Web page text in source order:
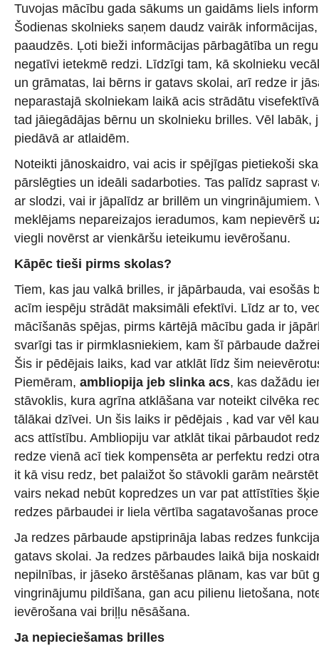
Tuvojas mācību gada sākums un gaidāms liels
Šodienas skolnieks saņem daudz vairāk
paaudzēs. Ļoti bieži informācijas pārbagātība un
negatīvi ietekmē redzi. Līdzīgi tam, kā skolnieku
un grāmatas, lai bērns ir gatavs skolai, arī redze ir
neparastajā skolniekam laikā acis strādātu
tad jāiegādājas bērnu un skolnieku brilles. Vēl labāk,
piedāvā ar atlaidēm.
Noteikti jānoskaidro, vai acis ir spējīgas pietiekoši
pārslēgties un ideāli sadarboties. Tas palīdz saprast
ar slodzi, vai ir jāpalīdz ar brillēm un vingrinājumiem.
meklējams nepareizajos ieradumos, kam nepievērš
viegli novērst ar vienkāršu ieteikumu ievērošanu.
Kāpēc tieši pirms skolas?
Tiem, kas jau valkā brilles, ir jāpārbauda, vai esošās
acīm iespēju strādāt maksimāli efektīvi. Līdz ar to,
mācīšanās spējas, pirms kārtējā mācību gada ir
svarīgi tas ir pirmklasniekiem, kam šī pārbaude
Šis ir pēdējais laiks, kad var atklāt līdz šim
Piemēram, ambliopija jeb slinka acs, kas dažādu
stāvoklis, kura agrīna atklāšana var noteikt cilvēka
tālākai dzīvei. Un šis laiks ir pēdējais , kad var vēl
acs attīstību. Ambliopiju var atklāt tikai pārbaudot
redze vienā acī tiek kompensēta ar perfektu redzi
it kā visu redz, bet palaižot šo stāvokli garām
vairs nekad nebūt kopredzes un var pat attīstīties
redzes pārbaudei ir liela vērtība sagatavošanas
Ja redzes pārbaude apstiprināja labas redzes
gatavs skolai. Ja redzes pārbaudes laikā bija
nepilnības, ir jāseko ārstēšanas plānam, kas var būt
vingrinājumu pildīšana, gan acu pilienu lietošana,
ievērošana vai briļļu nēsāšana.
Ja nepieciešamas brilles